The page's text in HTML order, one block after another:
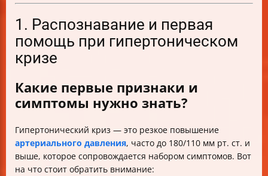
1. Распознавание и первая
помощь при гипертоническом
кризе
Какие первые признаки и
симптомы нужно знать?
Гипертонический криз — это резкое повышение
артериального давления, часто до 180/110 мм рт. ст. и
выше, которое сопровождается набором симптомов. Вот
на что стоит обратить внимание: